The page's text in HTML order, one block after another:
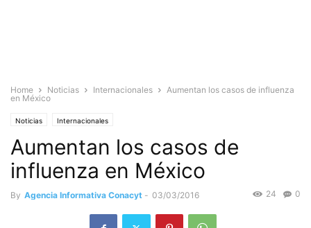
Home Noticias Internacionales
Aumentan los casos de influenza
en México
Noticias Internacionales
Aumentan los casos de
influenza en México
By Agencia Informativa Conacyt - 03/03/2016 0
24